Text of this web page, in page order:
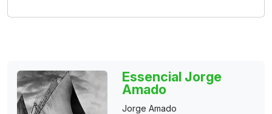
Essencial Jorge
Amado
Jorge Amado